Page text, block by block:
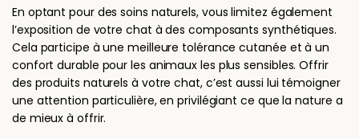
En optant pour des soins naturels, vous limitez également
l’exposition de votre chat à des composants synthétiques.
Cela participe à une meilleure tolérance cutanée et à un
confort durable pour les animaux les plus sensibles. Offrir
des produits naturels à votre chat, c’est aussi lui témoigner
une attention particulière, en privilégiant ce que la nature a
de mieux à offrir.